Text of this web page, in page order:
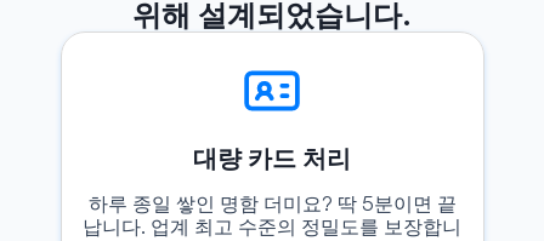
위해 설계되었습니다.
대량 카드 처리
하루 종일 쌓인 명함 더미요? 딱 5분이면 끝
납니다. 업계 최고 수준의 정밀도를 보장합니